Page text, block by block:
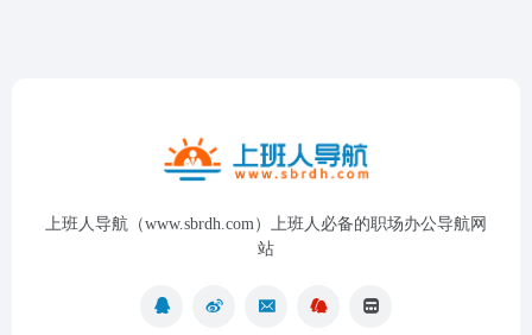
上班人导航（www.sbrdh.com）上班人必备的职场办公导航网
站